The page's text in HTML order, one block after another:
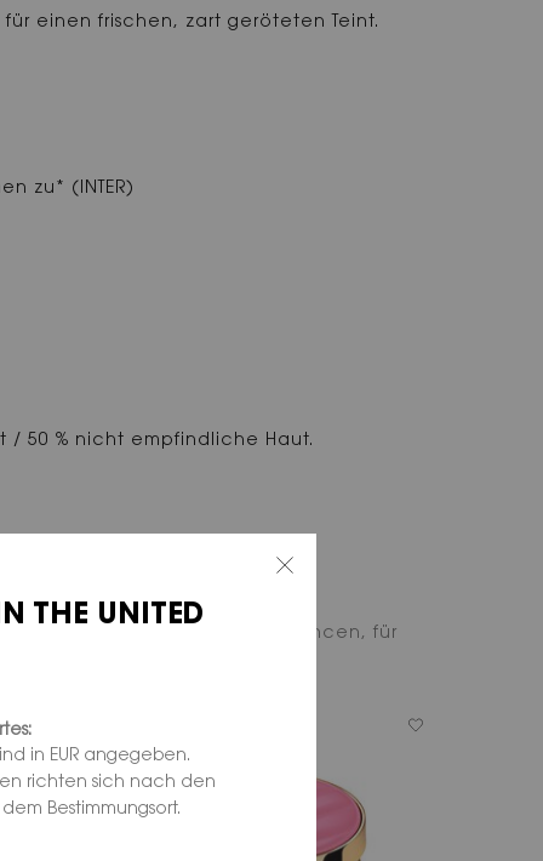
einen frischen, zart geröteten Teint.
zu* (INTER)
50 % nicht empfindliche Haut.
Entdecke 11 Couture-Nuancen, für
THE UNITED
in EUR angegeben.
richten sich nach den
Bestimmungsort.